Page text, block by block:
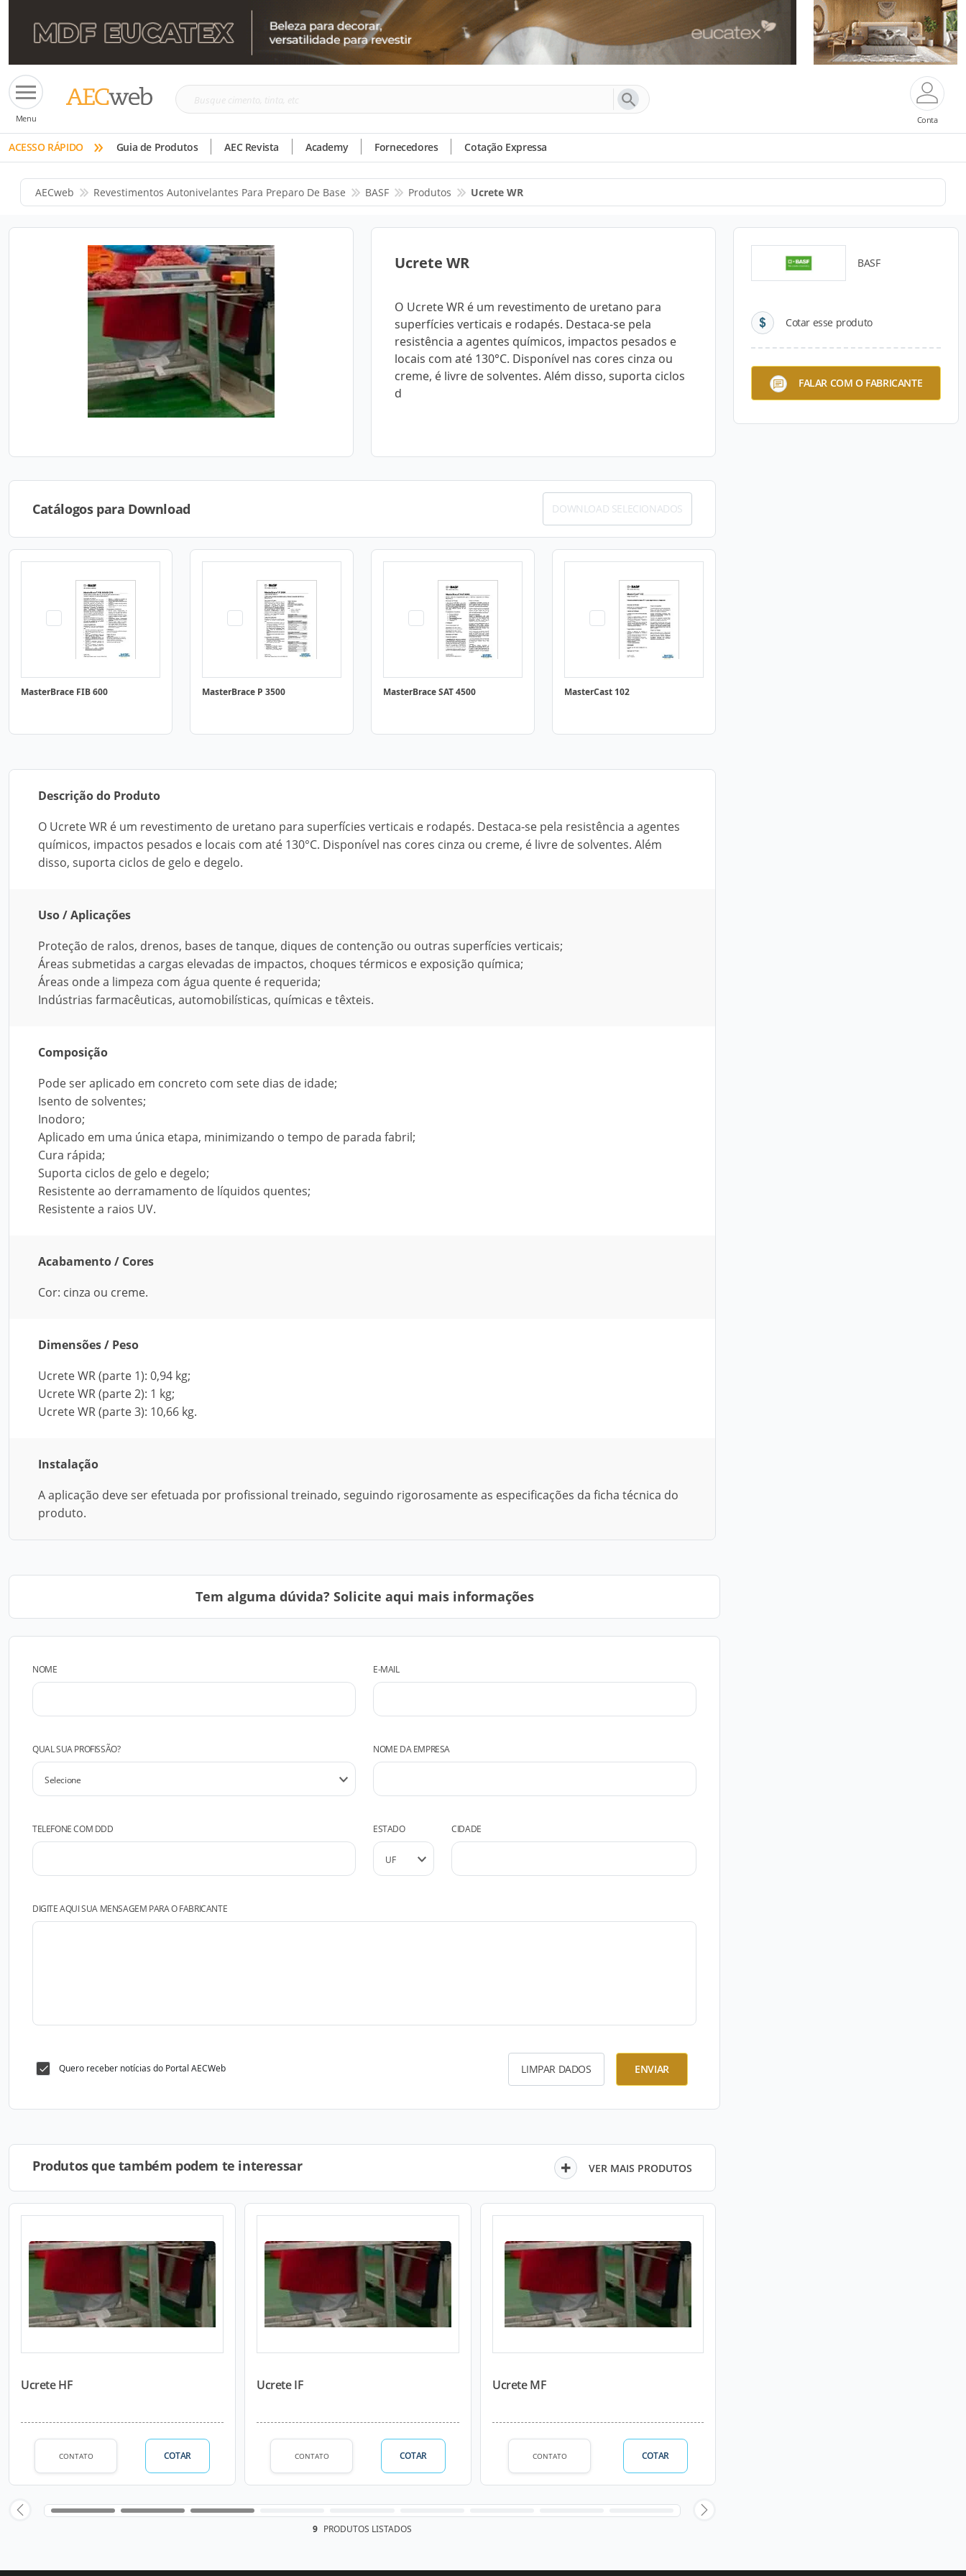
Menu
Busque
tinta,
etc
Conta
ACESSO RÁPIDO » Guia de Produtos AEC Revista Academy Fornecedores Cotação Expressa
AECweb Revestimentos Autonivelantes Para Preparo De Base BASF Produtos Ucrete WR
Ucrete WR
O Ucrete WR é um revestimento de uretano para
superfícies verticais e rodapés. Destaca-se pela
resistência a agentes químicos, impactos pesados e
locais com até 130°C. Disponível nas cores cinza ou
creme, é livre de solventes. Além disso, suporta ciclos
d
BASF
Cotar esse produto
FALAR COM O FABRICANTE
Catálogos para Download DOWNLOAD SELECIONADOS
MasterBrace FIB 600 MasterBrace P 3500 MasterBrace SAT 4500 MasterCast 102
Descrição do Produto
O Ucrete WR é um revestimento de uretano para superfícies verticais e rodapés. Destaca-se pela resistência a agentes
químicos, impactos pesados e locais com até 130°C. Disponível nas cores cinza ou creme, é livre de solventes. Além
disso, suporta ciclos de gelo e degelo.
Uso / Aplicações
Proteção de ralos, drenos, bases de tanque, diques de contenção ou outras superfícies verticais;
Áreas submetidas a cargas elevadas de impactos, choques térmicos e exposição química;
Áreas onde a limpeza com água quente é requerida;
Indústrias farmacêuticas, automobilísticas, químicas e têxteis.
Composição
Pode ser aplicado em concreto com sete dias de idade;
Isento de solventes;
Inodoro;
Aplicado em uma única etapa, minimizando o tempo de parada fabril;
Cura rápida;
Suporta ciclos de gelo e degelo;
Resistente ao derramamento de líquidos quentes;
Resistente a raios UV.
Acabamento / Cores
Cor: cinza ou creme.
Dimensões / Peso
Ucrete WR (parte 1): 0,94 kg;
Ucrete WR (parte 2): 1 kg;
Ucrete WR (parte 3): 10,66 kg.
Instalação
A aplicação deve ser efetuada por profissional treinado, seguindo rigorosamente as especificações da ficha técnica do
produto.
Tem alguma dúvida? Solicite aqui mais informações
NOME E-MAIL
QUAL SUA PROFISSÃO? NOME DA EMPRESA
TELEFONE COM DDD ESTADO CIDADE
DIGITE AQUI SUA MENSAGEM PARA O FABRICANTE
Quero receber notícias do Portal AECWeb LIMPAR DADOS ENVIAR
Produtos que também podem te interessar VER MAIS PRODUTOS
Ucrete HF
CONTATO COTAR
Ucrete IF
CONTATO COTAR
Ucrete MF
CONTATO COTAR
9 PRODUTOS LISTADOS